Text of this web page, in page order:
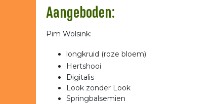
Aangeboden:
Pim Wolsink:
longkruid (roze bloem)
Hertshooi
Digitalis
Look zonder Look
Springbalsemien